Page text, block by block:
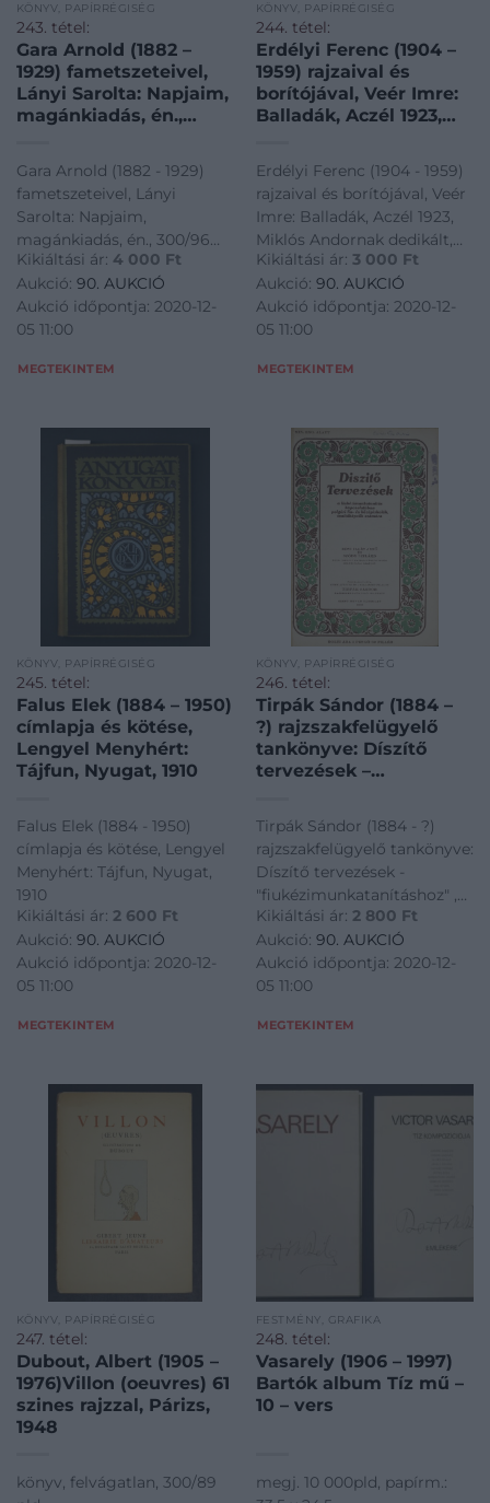
KÖNYV, PAPÍRRÉGISÉG
243. tétel:
Gara Arnold (1882 –
1929) fametszeteivel,
Lányi Sarolta: Napjaim,
magánkiadás, én.,
Gara Arnold (1882 - 1929)
fametszeteivel, Lányi
Sarolta: Napjaim,
magánkiadás, én., 300/96
pld., felvágatlan
Kikiáltási ár: 4 000 Ft
Aukció: 90. AUKCIÓ
Aukció időpontja: 2020-12-
05 11:00
MEGTEKINTEM
KÖNYV, PAPÍRRÉGISÉG
244. tétel:
Erdélyi Ferenc (1904 –
1959) rajzaival és
borítójával, Veér Imre:
Balladák, Aczél 1923,
Erdélyi Ferenc (1904 - 1959)
rajzaival és borítójával, Veér
Imre: Balladák, Aczél 1923,
Miklós Andornak dedikált,
200/157 pld.
Kikiáltási ár: 3 000 Ft
Aukció: 90. AUKCIÓ
Aukció időpontja: 2020-12-
05 11:00
MEGTEKINTEM
KÖNYV, PAPÍRRÉGISÉG
245. tétel:
Falus Elek (1884 – 1950)
címlapja és kötése,
Lengyel Menyhért:
Tájfun, Nyugat, 1910
Falus Elek (1884 - 1950)
címlapja és kötése, Lengyel
Menyhért: Tájfun, Nyugat,
1910
Kikiáltási ár: 2 600 Ft
Aukció: 90. AUKCIÓ
Aukció időpontja: 2020-12-
05 11:00
MEGTEKINTEM
KÖNYV, PAPÍRRÉGISÉG
246. tétel:
Tirpák Sándor (1884 –
?) rajzszakfelügyelő
tankönyve: Díszítő
tervezések –
1933.
Tirpák Sándor (1884 - ?)
rajzszakfelügyelő tankönyve:
Díszítő tervezések -
"fiukézimunkatanításhoz" ,
Szent István társulat, 1933.
Kikiáltási ár: 2 800 Ft
Aukció: 90. AUKCIÓ
Aukció időpontja: 2020-12-
05 11:00
MEGTEKINTEM
KÖNYV, PAPÍRRÉGISÉG
247. tétel:
Dubout, Albert (1905 –
1976)Villon (oeuvres) 61
szines rajzzal, Párizs,
1948
könyv, felvágatlan, 300/89
FESTMÉNY, GRAFIKA
248. tétel:
Vasarely (1906 – 1997)
Bartók album Tíz mű –
10 – vers
megj. 10 000pld, papírm.: